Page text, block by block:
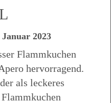
Januar 2023
Flammkuchen
hervorragend.
als leckeres